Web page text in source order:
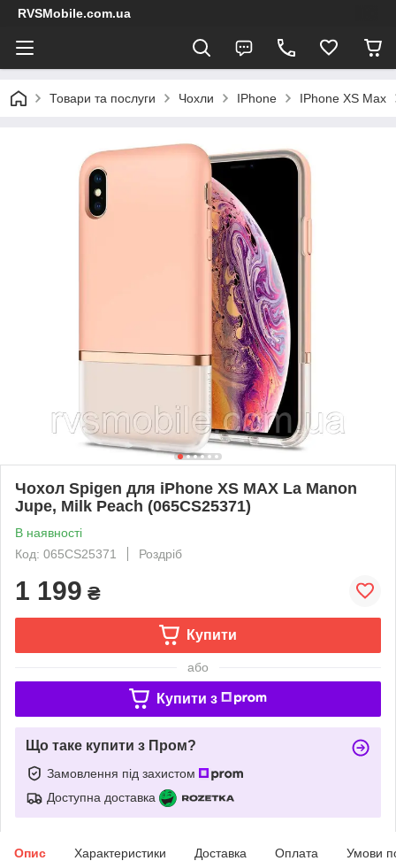
RVSMobile.com.ua
Товари та послуги Чохли IPhone IPhone XS Max
Чохол Spigen для iPhone XS MAX La Manon
Jupe, Milk Peach (065CS25371)
В наявності
Код: 065CS25371
Роздріб
1 199 ₴
Купити
або
Купити з
Що таке купити з Пром?
Замовлення під захистом
Доступна доставка
Опис Характеристики Доставка Оплата Умови